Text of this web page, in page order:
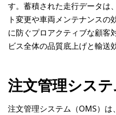
す。蓄積された走行データは
ト変更や車両メンテナンスの
に防ぐプロアクティブな顧客
ビス全体の品質底上げと輸送
注文管理システ
注文管理システム（OMS）